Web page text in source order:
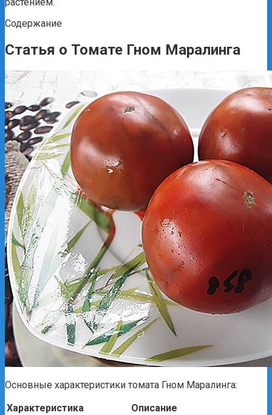
Содержание
Статья о Томате Гном Маралинга
Основные характеристики томата Гном Маралинга:
Характеристика
Описание